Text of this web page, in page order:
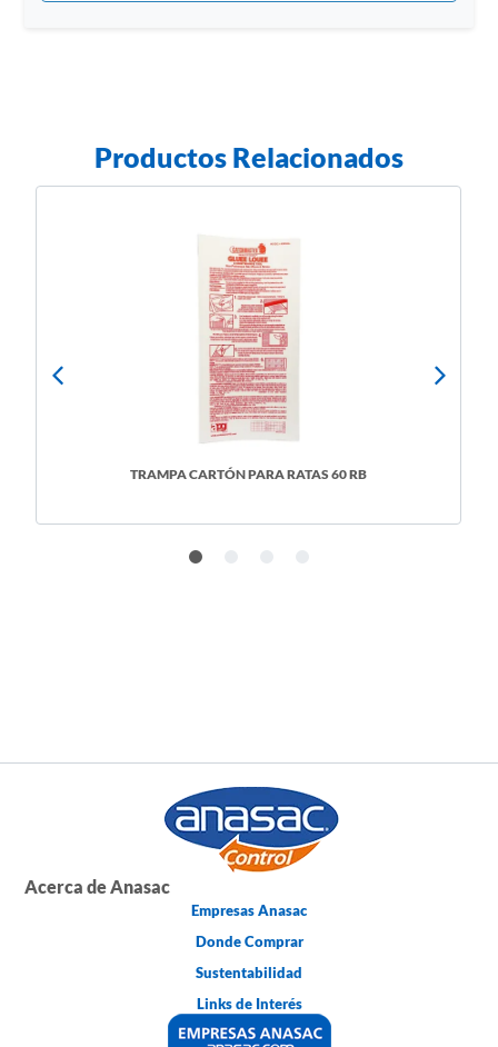
Productos Relacionados
TRAMPA CARTÓN PARA RATAS 60 RB
Acerca de Anasac
Empresas Anasac
Donde Comprar
Sustentabilidad
Links de Interés